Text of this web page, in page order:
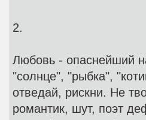
2.
Любовь - опаснейший
"солнце", "рыбка",
отведай, рискни. Не
романтик, шут, поэт